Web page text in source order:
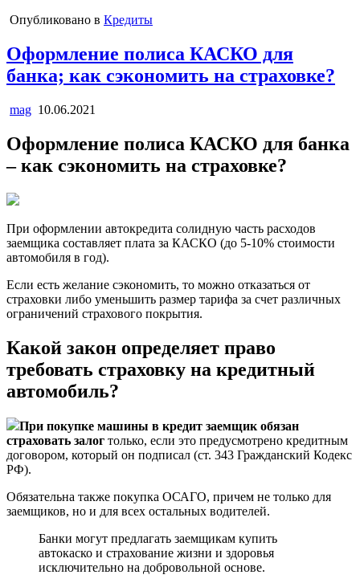
Опубликовано в Кредиты
Оформление полиса КАСКО для
банка; как сэкономить на страховке?
mag 10.06.2021
Оформление полиса КАСКО для банка
– как сэкономить на страховке?
При оформлении автокредита солидную часть расходов
заемщика составляет плата за КАСКО (до 5-10% стоимости
автомобиля в год).
Если есть желание сэкономить, то можно отказаться от
страховки либо уменьшить размер тарифа за счет различных
ограничений страхового покрытия.
Какой закон определяет право
требовать страховку на кредитный
автомобиль?
При покупке машины в кредит заемщик обязан
страховать залог только, если это предусмотрено кредитным
договором, который он подписал (ст. 343 Гражданский Кодекс
РФ).
Обязательна также покупка ОСАГО, причем не только для
заемщиков, но и для всех остальных водителей.
Банки могут предлагать заемщикам купить
автокаско и страхование жизни и здоровья
исключительно на добровольной основе.